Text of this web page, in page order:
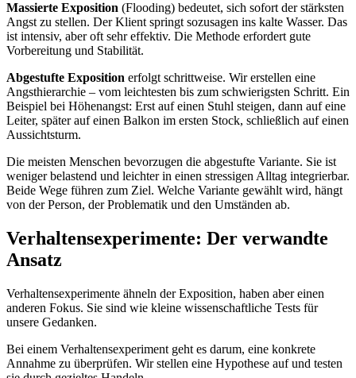
Massierte Exposition (Flooding) bedeutet, sich sofort der stärksten
Angst zu stellen. Der Klient springt sozusagen ins kalte Wasser. Das
ist intensiv, aber oft sehr effektiv. Die Methode erfordert gute
Vorbereitung und Stabilität.
Abgestufte Exposition erfolgt schrittweise. Wir erstellen eine
Angsthierarchie – vom leichtesten bis zum schwierigsten Schritt. Ein
Beispiel bei Höhenangst: Erst auf einen Stuhl steigen, dann auf eine
Leiter, später auf einen Balkon im ersten Stock, schließlich auf einen
Aussichtsturm.
Die meisten Menschen bevorzugen die abgestufte Variante. Sie ist
weniger belastend und leichter in einen stressigen Alltag integrierbar.
Beide Wege führen zum Ziel. Welche Variante gewählt wird, hängt
von der Person, der Problematik und den Umständen ab.
Verhaltensexperimente: Der verwandte
Ansatz
Verhaltensexperimente ähneln der Exposition, haben aber einen
anderen Fokus. Sie sind wie kleine wissenschaftliche Tests für
unsere Gedanken.
Bei einem Verhaltensexperiment geht es darum, eine konkrete
Annahme zu überprüfen. Wir stellen eine Hypothese auf und testen